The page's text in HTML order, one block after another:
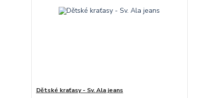
Dětské kraťasy - Sv. Ala jeans